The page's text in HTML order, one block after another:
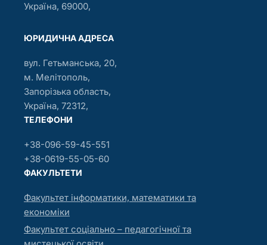
Україна, 69000,
ЮРИДИЧНА АДРЕСА
вул. Гетьманська, 20,
м. Мелітополь,
Запорізька область,
Україна, 72312,
ТЕЛЕФОНИ
+38-096-59-45-551
+38-0619-55-05-60
ФАКУЛЬТЕТИ
Факультет інформатики, математики та
економіки
Факультет соціально – педагогічної та